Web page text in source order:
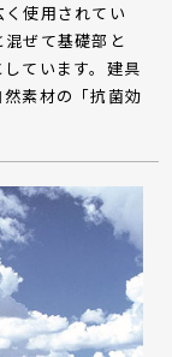
使用されてい
ぜて基礎部と
ています。建具
素材の「抗菌効